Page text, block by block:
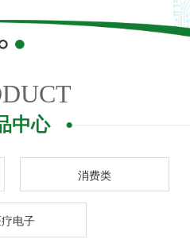
中心
消费类
疗电子